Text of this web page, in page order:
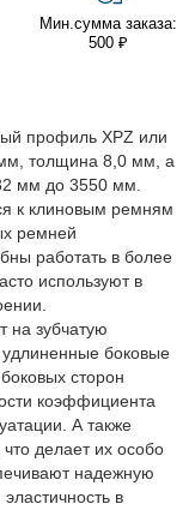
Мин.сумма заказа:
500 ₽
профиль XPZ или
толщина 8,0 мм, а
мм до 3550 мм.
к клиновым ремням
ремней
работать в более
используют в
на зубчатую
боковые
сторон
коэффициента
А также
делает их особо
надежную
в